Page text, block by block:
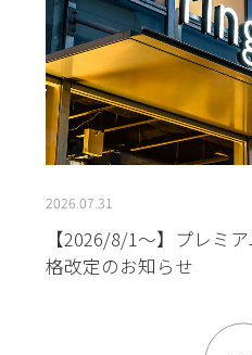
2026.07.31
【2026/8/1～】プレミ
格改定のお知らせ